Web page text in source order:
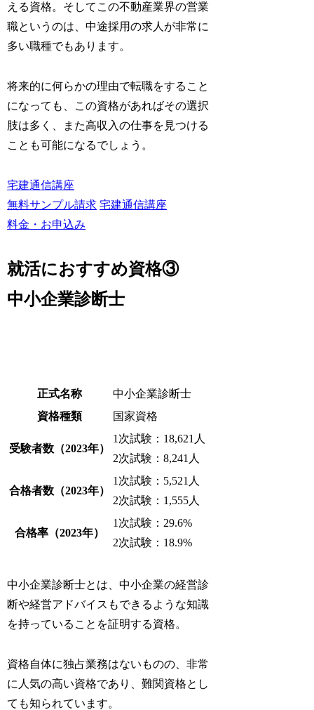
える資格。そしてこの不動産業界の営業
職というのは、中途採用の求人が非常に
多い職種でもあります。
将来的に何らかの理由で転職をすること
になっても、この資格があればその選択
肢は多く、また高収入の仕事を見つける
ことも可能になるでしょう。
宅建通信講座
無料サンプル請求 宅建通信講座
料金・お申込み
就活におすすめ資格③
中小企業診断士
正式名称
中小企業診断士
資格種類
国家資格
受験者数（2023年）
1次試験：18,621人
2次試験：8,241人
合格者数（2023年）
1次試験：5,521人
2次試験：1,555人
合格率（2023年）
1次試験：29.6%
2次試験：18.9%
中小企業診断士とは、中小企業の経営診
断や経営アドバイスもできるような知識
を持っていることを証明する資格。
資格自体に独占業務はないものの、非常
に人気の高い資格であり、難関資格とし
ても知られています。